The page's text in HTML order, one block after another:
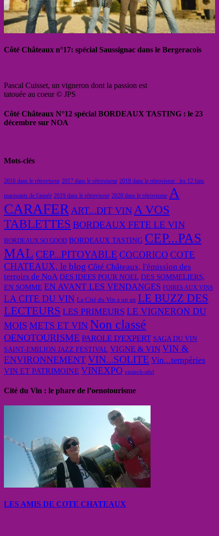
Côté Châteaux n°17: spécial Saussignac dans le Bergeracois
Pascal Cuisset, un vigneron dont la passion est
tatouée au coeur © JPS
Côté Châteaux N°12 spécial BORDEAUX TASTING : le 23
décembre sur NOA
Mots-clés
2016 dans le rétroviseur 2017 dans le rétroviseur 2018 dans le rétroviseur : les 12 faits
marquants de l'année 2019 dans le rétroviseur 2020 dans le rétroviseur A
CARAFER ART...DIT VIN A VOS
TABLETTES BORDEAUX FETE LE VIN
BORDEAUX SO GOOD BORDEAUX TASTING CEP...PAS
MAL CEP...PITOYABLE COCORICO COTE
CHATEAUX, le blog Côté Châteaux, l'émission des
terroirs de NoA DES IDEES POUR NOEL DES SOMMELIERS,
EN SOMME EN AVANT LES VENDANGES FOIRES AUX VINS
LA CITE DU VIN La Cité du Vin a un an LE BUZZ DES
LECTEURS LES PRIMEURS LE VIGNERON DU
MOIS METS ET VIN Non classé
OENOTOURISME PAROLE D'EXPERT SAGA DU VIN
SAINT-EMILION JAZZ FESTIVAL VIGNE & VIN VIN &
ENVIRONNEMENTVIN...SOLITE Vin...tempéries
VIN ET PATRIMOINE VINEXPO vinitech-sifel
Cité du Vin : le phare de l’oenotourisme
LES AMIS DE COTE CHATEAUX